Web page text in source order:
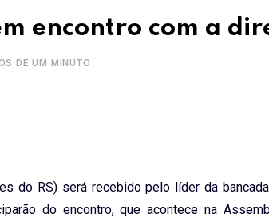
encontro com a
DE UM MINUTO
do RS) será recebido pelo líder da
do encontro, que acontece na